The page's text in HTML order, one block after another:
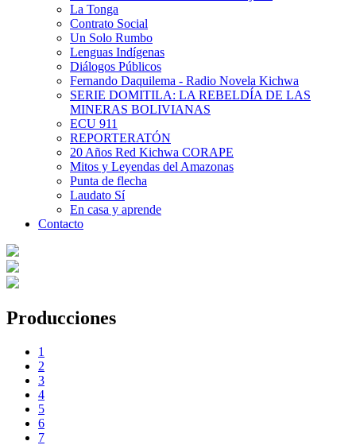
La Tonga
Contrato Social
Un Solo Rumbo
Lenguas Indígenas
Diálogos Públicos
Fernando Daquilema - Radio Novela Kichwa
SERIE DOMITILA: LA REBELDÍA DE LAS
MINERAS BOLIVIANAS
ECU 911
REPORTERATÓN
20 Años Red Kichwa CORAPE
Mitos y Leyendas del Amazonas
Punta de flecha
Laudato Sí
En casa y aprende
Contacto
Producciones
1
2
3
4
5
6
7